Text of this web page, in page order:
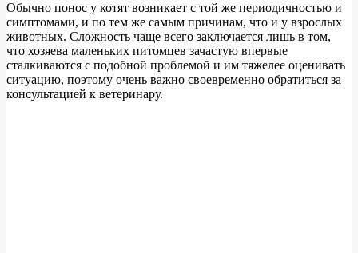
Обычно понос у котят возникает с той же периодичностью и
симптомами, и по тем же самым причинам, что и у взрослых
животных. Сложность чаще всего заключается лишь в том,
что хозяева маленьких питомцев зачастую впервые
сталкиваются с подобной проблемой и им тяжелее оценивать
ситуацию, поэтому очень важно своевременно обратиться за
консультацией к ветеринару.